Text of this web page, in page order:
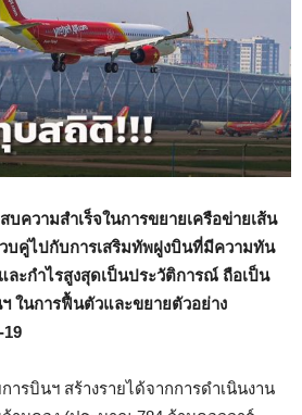
บความสำเร็จในการขยายเครือข่ายเส้น
บคู่ไปกับการเสริมทัพฝูงบินที่มีความทัน
ละกำไรสูงสุดเป็นประวัติการณ์ ถือเป็น
ในการฟื้นตัวและขยายตัวอย่าง
ารบินฯ สร้างรายได้จากการดำเนินงาน